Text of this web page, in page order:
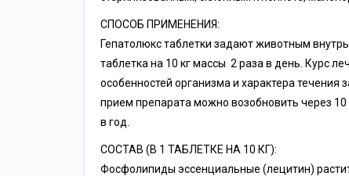
СПОСОБ ПРИМЕНЕНИЯ:
Гепатолюкс таблетки задают животным
таблетка на 10 кг массы 2 раза в день. Курс
особенностей организма и характера
прием препарата можно возобновить через
в год.
СОСТАВ (В 1 ТАБЛЕТКЕ НА 10 КГ):
Фосфолипиды эссенциальные (лецитин)